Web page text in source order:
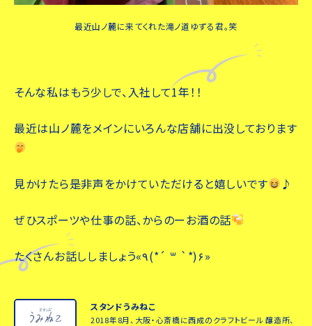
最近山ノ麓に来てくれた滝ノ道ゆずる君。笑
そんな私はもう少しで、入社して1年！！
最近は山ノ麓をメインにいろんな店舗に出没しております
見かけたら是非声をかけていただけると嬉しいです ♪
ぜひスポーツや仕事の話、からのーお酒の話
たくさんお話ししましょう«٩(*´ ꒳ `*)۶»
スタンドうみねこ
2018年8月、大阪・心斎橋に西成のクラフトビール 醸造所、